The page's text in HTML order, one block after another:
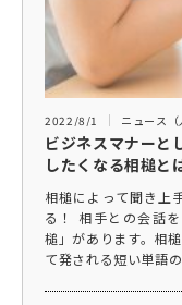
2022/8/1 ニュース
ビジネスマナーと
したくなる相槌と
相槌によって聞き上
る！ 相手との会話
槌」があります。相
て発される短い単語